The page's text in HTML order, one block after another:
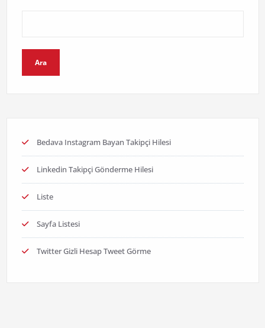
Ara
Bedava Instagram Bayan Takipçi Hilesi
Linkedin Takipçi Gönderme Hilesi
Liste
Sayfa Listesi
Twitter Gizli Hesap Tweet Görme